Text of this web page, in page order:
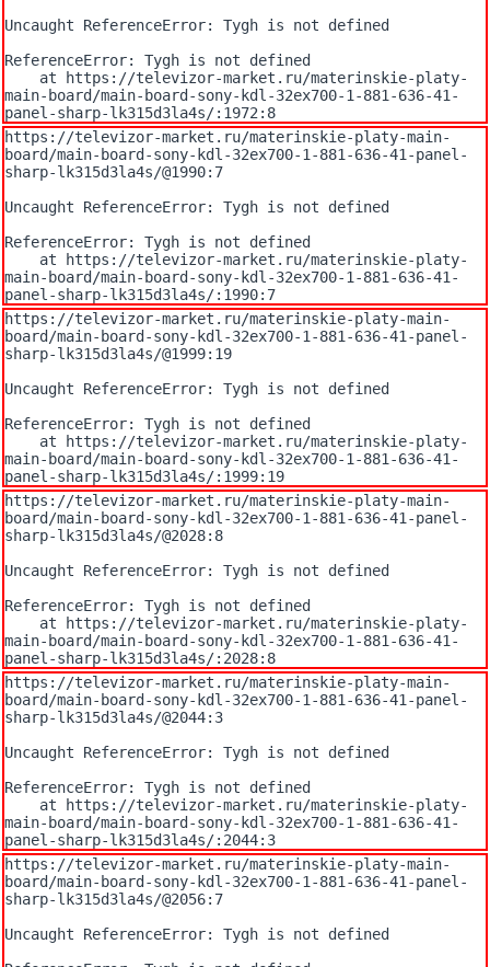
Uncaught ReferenceError: Tygh is not defined
ReferenceError: Tygh is not defined
main-board/main-board-sony-kdl-32ex700-1-881-636-41-
panel-sharp-lk315d3la4s/:1972:8
https://televizor-market.ru/materinskie-platy-main-
board/main-board-sony-kdl-32ex700-1-881-636-41-panel-
sharp-lk315d3la4s/@1990:7
Uncaught ReferenceError: Tygh is not defined
ReferenceError: Tygh is not defined
main-board/main-board-sony-kdl-32ex700-1-881-636-41-
panel-sharp-lk315d3la4s/:1990:7
https://televizor-market.ru/materinskie-platy-main-
board/main-board-sony-kdl-32ex700-1-881-636-41-panel-
sharp-lk315d3la4s/@1999:19
Uncaught ReferenceError: Tygh is not defined
ReferenceError: Tygh is not defined
main-board/main-board-sony-kdl-32ex700-1-881-636-41-
panel-sharp-lk315d3la4s/:1999:19
https://televizor-market.ru/materinskie-platy-main-
board/main-board-sony-kdl-32ex700-1-881-636-41-panel-
sharp-lk315d3la4s/@2028:8
Uncaught ReferenceError: Tygh is not defined
ReferenceError: Tygh is not defined
main-board/main-board-sony-kdl-32ex700-1-881-636-41-
panel-sharp-lk315d3la4s/:2028:8
https://televizor-market.ru/materinskie-platy-main-
board/main-board-sony-kdl-32ex700-1-881-636-41-panel-
sharp-lk315d3la4s/@2044:3
Uncaught ReferenceError: Tygh is not defined
ReferenceError: Tygh is not defined
main-board/main-board-sony-kdl-32ex700-1-881-636-41-
panel-sharp-lk315d3la4s/:2044:3
https://televizor-market.ru/materinskie-platy-main-
board/main-board-sony-kdl-32ex700-1-881-636-41-panel-
sharp-lk315d3la4s/@2056:7
Uncaught ReferenceError: Tygh is not defined